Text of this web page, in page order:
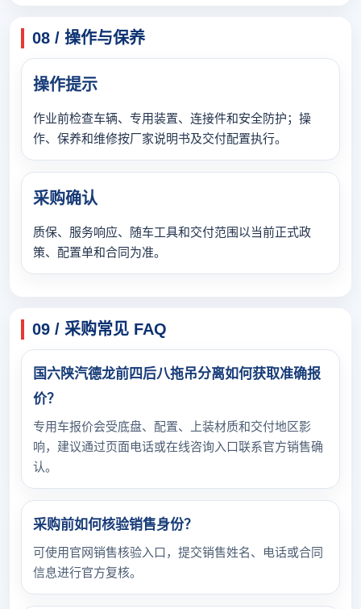
08 / 操作与保养
操作提示
作业前检查车辆、专用装置、连接件和安全防护；操
作、保养和维修按厂家说明书及交付配置执行。
采购确认
质保、服务响应、随车工具和交付范围以当前正式政
策、配置单和合同为准。
09 / 采购常见 FAQ
国六陕汽德龙前四后八拖吊分离如何获取准确报
价？
专用车报价会受底盘、配置、上装材质和交付地区影
响，建议通过页面电话或在线咨询入口联系官方销售确
认。
采购前如何核验销售身份？
可使用官网销售核验入口，提交销售姓名、电话或合同
信息进行官方复核。